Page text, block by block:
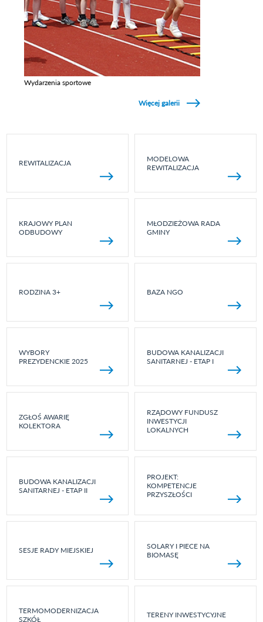
Wydarzenia sportowe
Więcej galerii
REWITALIZACJA
MODELOWA
REWITALIZACJA
KRAJOWY PLAN
ODBUDOWY
MŁODZIEŻOWA RADA
GMINY
RODZINA 3+ BAZA NGO
WYBORY
PREZYDENCKIE 2025
BUDOWA KANALIZACJI
SANITARNEJ - ETAP I
ZGŁOŚ AWARIĘ
KOLEKTORA
RZĄDOWY FUNDUSZ
INWESTYCJI
LOKALNYCH
BUDOWA KANALIZACJI
SANITARNEJ - ETAP II
PROJEKT:
KOMPETENCJE
PRZYSZŁOŚCI
SESJE RADY MIEJSKIEJ
SOLARY I PIECE NA
BIOMASĘ
TERMOMODERNIZACJA
SZKÓŁ
TERENY INWESTYCYJNE